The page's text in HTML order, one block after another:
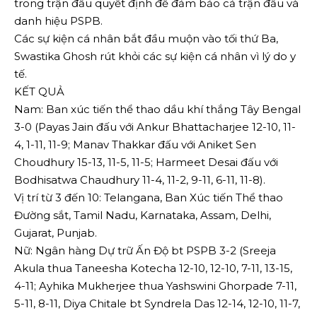
trong trận đấu quyết định để đảm bảo cả trận đấu và
danh hiệu PSPB.
Các sự kiện cá nhân bắt đầu muộn vào tối thứ Ba,
Swastika Ghosh rút khỏi các sự kiện cá nhân vì lý do y
tế.
KẾT QUẢ
Nam: Ban xúc tiến thể thao dầu khí thắng Tây Bengal
3-0 (Payas Jain đấu với Ankur Bhattacharjee 12-10, 11-
4, 1-11, 11-9; Manav Thakkar đấu với Aniket Sen
Choudhury 15-13, 11-5, 11-5; Harmeet Desai đấu với
Bodhisatwa Chaudhury 11-4, 11-2, 9-11, 6-11, 11-8).
Vị trí từ 3 đến 10: Telangana, Ban Xúc tiến Thể thao
Đường sắt, Tamil Nadu, Karnataka, Assam, Delhi,
Gujarat, Punjab.
Nữ: Ngân hàng Dự trữ Ấn Độ bt PSPB 3-2 (Sreeja
Akula thua Taneesha Kotecha 12-10, 12-10, 7-11, 13-15,
4-11; Ayhika Mukherjee thua Yashswini Ghorpade 7-11,
5-11, 8-11, Diya Chitale bt Syndrela Das 12-14, 12-10, 11-7,